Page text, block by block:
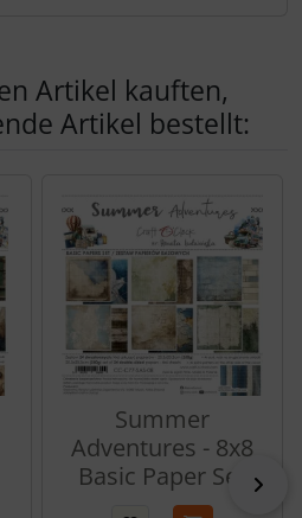
Artikel kauften,
Artikel bestellt:
Summer
Adventures - 8x8
Basic Paper Set